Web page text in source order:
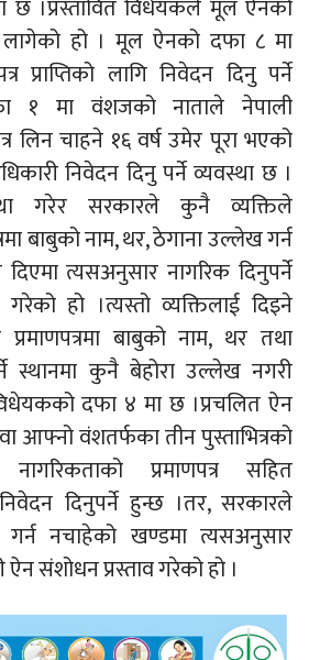
।प्रस्तावित विधेयकले मूल ऐनको
हो । मूल ऐनको दफा ८ मा
प्राप्तिको लागि निवेदन दिनु पर्ने
१ मा वंशजको नाताले नेपाली
लिन चाहने १६ वर्ष उमेर पूरा भएको
निवेदन दिनु पर्ने व्यवस्था छ ।
गरेर सरकारले कुनै व्यक्तिले
बाबुको नाम, थर, ठेगाना उल्लेख गर्न
त्यसअनुसार नागरिक दिनुपर्ने
गरेको हो ।त्यस्तो व्यक्तिलाई दिइने
बाबुको नाम, थर तथा
स्थानमा कुनै बेहोरा उल्लेख नगरी
विधेयकको दफा ४ मा छ ।प्रचलित ऐन
आफ्नो वंशतर्फका तीन पुस्ताभित्रको
प्रमाणपत्र सहित
दिनुपर्ने हुन्छ ।तर, सरकारले
नचाहेको खण्डमा त्यसअनुसार
ऐन संशोधन प्रस्ताव गरेको हो ।